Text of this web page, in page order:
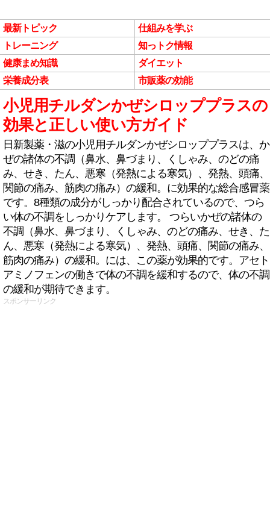
最新トピック
仕組みを学ぶ
トレーニング
知っトク情報
健康まめ知識
ダイエット
栄養成分表
市販薬の効能
小児用チルダンかぜシロッププラスの
効果と正しい使い方ガイド
日新製薬・滋の小児用チルダンかぜシロッププラスは、か
ぜの諸体の不調（鼻水、鼻づまり、くしゃみ、のどの痛
み、せき、たん、悪寒（発熱による寒気）、発熱、頭痛、
関節の痛み、筋肉の痛み）の緩和。に効果的な総合感冒薬
です。8種類の成分がしっかり配合されているので、つら
い体の不調をしっかりケアします。 つらいかぜの諸体の
不調（鼻水、鼻づまり、くしゃみ、のどの痛み、せき、た
ん、悪寒（発熱による寒気）、発熱、頭痛、関節の痛み、
筋肉の痛み）の緩和。には、この薬が効果的です。アセト
アミノフェンの働きで体の不調を緩和するので、体の不調
の緩和が期待できます。
スポンサーリンク